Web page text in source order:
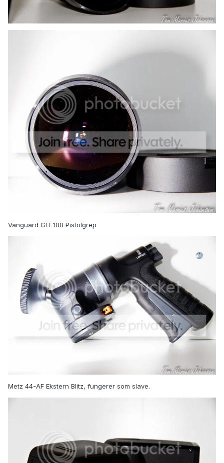
Vanguard GH-100 Pistolgrep
Metz 44-AF Ekstern Blitz, fungerer som slave.